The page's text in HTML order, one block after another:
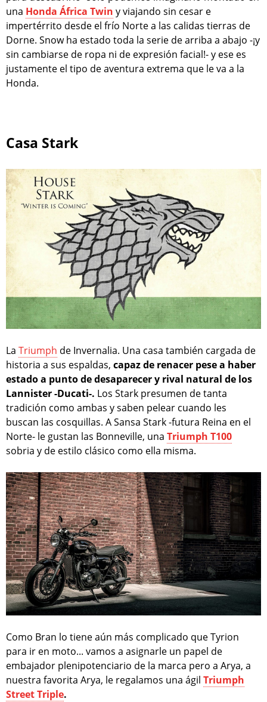
una Honda África Twin y viajando sin cesar e
impertérrito desde el frío Norte a las calidas tierras de
Dorne. Snow ha estado toda la serie de arriba a abajo -¡y
sin cambiarse de ropa ni de expresión facial!- y ese es
justamente el tipo de aventura extrema que le va a la
Honda.
Casa Stark
La Triumph de Invernalia. Una casa también cargada de
historia a sus espaldas, capaz de renacer pese a haber
estado a punto de desaparecer y rival natural de los
Lannister -Ducati-. Los Stark presumen de tanta
tradición como ambas y saben pelear cuando les
buscan las cosquillas. A Sansa Stark -futura Reina en el
Norte- le gustan las Bonneville, una Triumph T100
sobria y de estilo clásico como ella misma.
Como Bran lo tiene aún más complicado que Tyrion
para ir en moto... vamos a asignarle un papel de
embajador plenipotenciario de la marca pero a Arya, a
nuestra favorita Arya, le regalamos una ágil Triumph
Street Triple.